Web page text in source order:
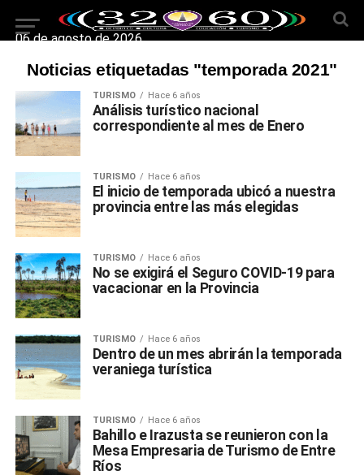
06 de agosto de 2026
Noticias etiquetadas "temporada 2021"
TURISMO Hace 6 años
Análisis turístico nacional
correspondiente al mes de Enero
TURISMO Hace 6 años
El inicio de temporada ubicó a nuestra
provincia entre las más elegidas
TURISMO Hace 6 años
No se exigirá el Seguro COVID-19 para
vacacionar en la Provincia
TURISMO Hace 6 años
Dentro de un mes abrirán la temporada
veraniega turística
TURISMO Hace 6 años
Bahillo e Irazusta se reunieron con la
Mesa Empresaria de Turismo de Entre
Ríos